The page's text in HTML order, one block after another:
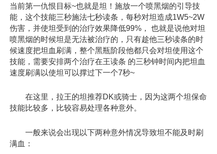
当前第一仇恨目标~也就是坦！施放一个喷黑烟的引导技
能，这个技能三秒施法七秒读条，每秒对坦造成1W5~2W
伤害，并使坦受到的治疗效果降低99%， 也就是说他对坦
喷黑烟的时候坦是无法被治疗的，只有趁他三秒读条的时
候速度把坦血刷满，整个黑瓶阶段他都只会对坦使用这个
技能，需要安排两个治疗在王读条 的三秒钟时间内把坦血
速度刷满以使坦可以撑过下一个7秒~
在这里，拉王的坦推荐DK或骑士，因为这两个坦保命
技能比较多，比较容易处理各种意外。
一般来说会出现以下两种意外情况导致坦不能及时刷
满血：